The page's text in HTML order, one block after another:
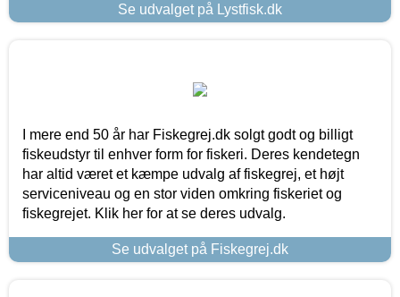
Se udvalget på Lystfisk.dk
I mere end 50 år har Fiskegrej.dk solgt godt og billigt
fiskeudstyr til enhver form for fiskeri. Deres kendetegn
har altid været et kæmpe udvalg af fiskegrej, et højt
serviceniveau og en stor viden omkring fiskeriet og
fiskegrejet. Klik her for at se deres udvalg.
Se udvalget på Fiskegrej.dk